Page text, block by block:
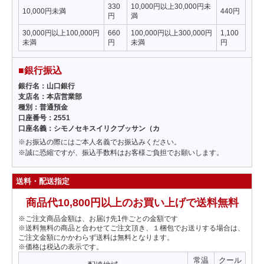
10,000円未満
330
円
10,000円以上30,000円未
満
440円
30,000円以上100,000円
未満
660
円
100,000円以上300,000円
未満
1,100
円
■銀行振込
銀行名：山口銀行
支店名：本店営業部
種別：普通預金
口座番号：2551
口座名義：シモノセキスイリクブッサン（カ
※お振込の際にはご本人名義でお振込みください。
※誠に恐縮ですが、振込手数料はお客様ご負担でお願いします。
送料・配送指定
商品代10,800円以上のお買い上げで送料無料
※ご注文商品金額は、お届け先1件ごとの金額です
※送料無料の商品と合わせてご注文頂き、１梱包でお送りする場合は、
ご注文金額にかかわらず送料は無料となります。
※価格は税込の表示です。
常温 クール